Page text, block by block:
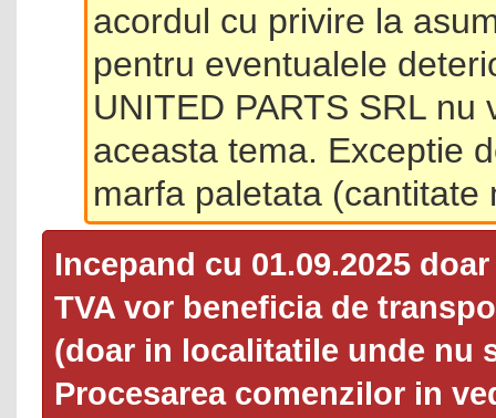
acordul cu privire la
pentru eventualele
UNITED PARTS SRL
aceasta tema. Exceptie
marfa paletata (cantitate
Incepand cu 01.09.2025
TVA vor beneficia de
(doar in localitatile unde nu
Procesarea comenzilor in